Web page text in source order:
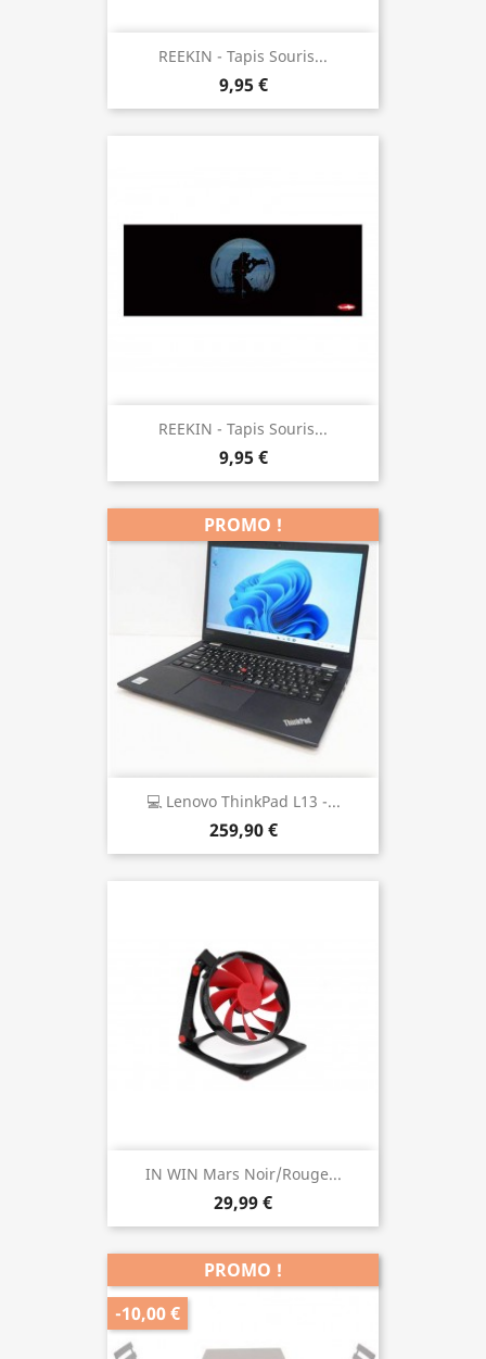
REEKIN - Tapis Souris...
9,95 €
REEKIN - Tapis Souris...
9,95 €
💻 Lenovo ThinkPad L13 -...
259,90 €
PROMO !
IN WIN Mars Noir/Rouge...
29,99 €
PROMO !
-10,00 €